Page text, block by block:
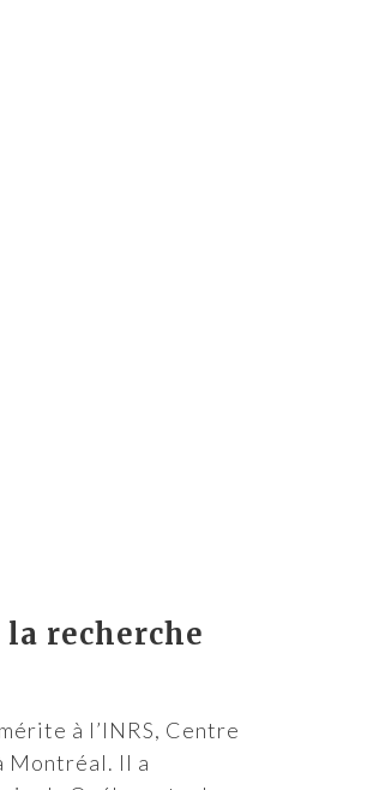
recherche
à l’INRS, Centre
Montréal. Il a